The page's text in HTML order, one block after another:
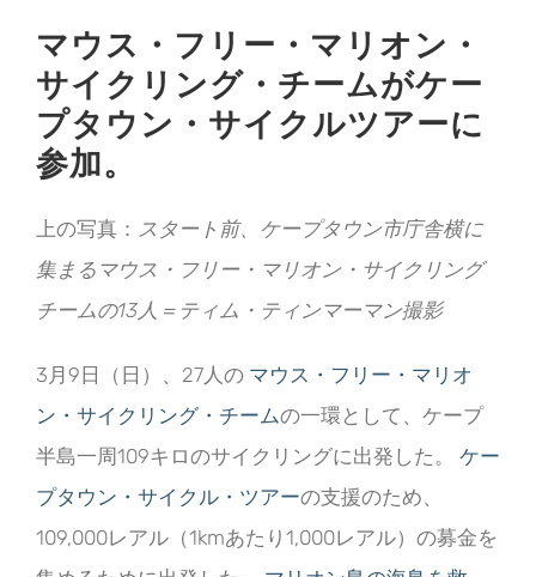
マウス・フリー・マリオン・
サイクリング・チームがケー
プタウン・サイクルツアーに
参加。
上の写真： スタート前、ケープタウン市庁舎横に
集まるマウス・フリー・マリオン・サイクリング
チームの13人＝ティム・ティンマーマン撮影
3月9日（日）、27人の マウス・フリー・マリオ
ン・サイクリング・チームの一環として、ケープ
半島一周109キロのサイクリングに出発した。 ケー
プタウン・サイクル・ツアーの支援のため、
109,000レアル（1kmあたり1,000レアル）の募金を